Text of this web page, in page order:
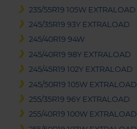
235/55R19 105W EXTRALOAD
245/35R19 93Y EXTRALOAD
245/40R19 94W
245/40R19 98Y EXTRALOAD
245/45R19 102Y EXTRALOAD
245/50R19 105W EXTRALOAD
255/35R19 96Y EXTRALOAD
255/40R19 100W EXTRALOAD